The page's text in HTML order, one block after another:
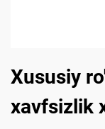
Xususiy
xavfsizlik